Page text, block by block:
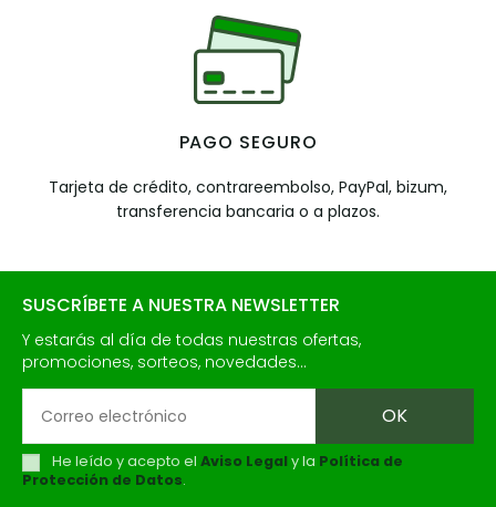
PAGO SEGURO
Tarjeta de crédito, contrareembolso, PayPal, bizum,
transferencia bancaria o a plazos.
SUSCRÍBETE A NUESTRA NEWSLETTER
Y estarás al día de todas nuestras ofertas,
promociones, sorteos, novedades...
He leído y acepto el Aviso Legaly la Política de
Protección de Datos.